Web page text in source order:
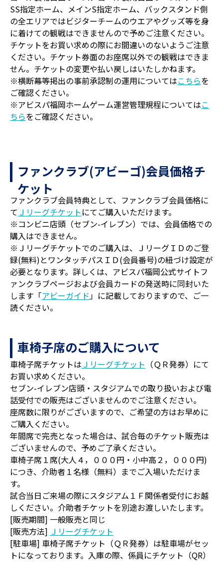
SS指定ホーム、メインS指定ホーム、バックスタンド側
の全エリアではビジターチームのウエアやグッズ等を身
に着けての観戦はできませんので予めご注意ください。
チケットをお買い求めの際にお間違いのないようご注意
ください。チケット券面のお座席以外での観戦はできま
せん。チケットの変更や払い戻しはいたしかねます。
※横断幕等掲出の事前承認制の運用についてはこちらを
ご確認ください。
※アビスパ福岡ホームゲーム運営管理規程についてはこ
ちらをご確認ください。
ファンクラブ(アビーゴ)会員価格チ
ケット
ファンクラブ会員特典として、ファンクラブ会員価格に
て Ｊリーグチケットにてご購入いただけます。
※コンビニ店頭（セブン-イレブン）では、会員価格での
購入はできません。
※Ｊリーグチケットでのご購入は、ＪリーグＩＤのご登
録(無料)とワンタッチパスＩＤ(会員番号)の紐づけ設定が
必要となります。詳しくは、アビスパ福岡公式サイトフ
ァンクラブページおよび会員カードの発送時に同封いた
します「アビーガイド」に記載しておりますので、ご一
読ください。
車椅子席のご購入について
車椅子席チケットは Ｊリーグチケット （ＱＲ発券）にて
お買い求めください。
セブン-イレブン店頭・スタジアムでの取り扱いおよび電
話受付での販売はございませんのでご注意ください。
座席数に限りがございますので、ご希望の方はお早めに
ご購入ください。
年間席で完売となった場合は、試合毎のチケット販売は
ございませんので、予めご了承ください。
車椅子席１席(大人４，０００円・小中高２，０００円)
につき、介助者１名様（無料）までご入場いただけま
す。
試合当日ご来場の際にスタジアム１Ｆ関係者受付にお越
しください。介助者チケットを別途お渡しいたします。
[販売期間] 一般販売と同じ
[販売方法] Ｊリーグチケット
[駐車場] 車椅子席チケット（ＱＲ発券）は駐車場がセッ
トになっております。入庫の際、係員にチケット（QR）